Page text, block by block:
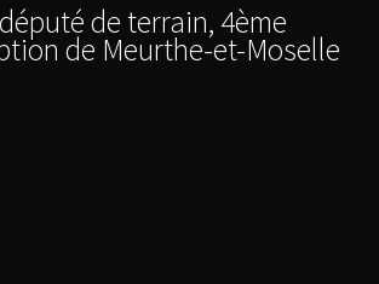
de terrain, 4ème
de Meurthe-et-Moselle